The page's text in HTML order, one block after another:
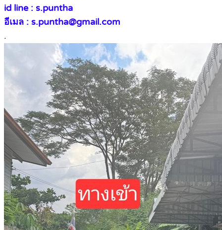
id line : s.puntha
อีเมล : s.puntha@gmail.com
.